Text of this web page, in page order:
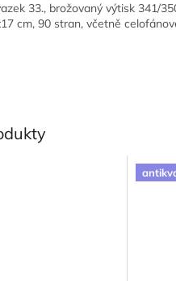
33., brožovaný výtisk 341/
cm, 90 stran, včetně